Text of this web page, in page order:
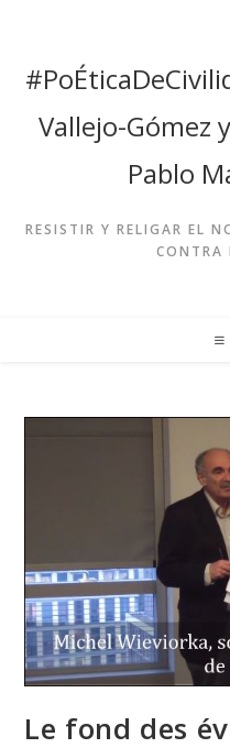
contenido
Vallejo-Gómez
Pablo
RESISTIR Y RELIGAR EL
CONTRA
Le fond des